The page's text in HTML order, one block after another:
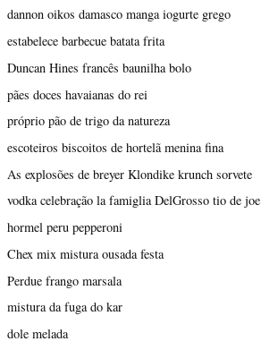
dannon oikos damasco manga iogurte grego
estabelece barbecue batata frita
Duncan Hines francês baunilha bolo
pães doces havaianas do rei
próprio pão de trigo da natureza
escoteiros biscoitos de hortelã menina fina
As explosões de breyer Klondike krunch sorvete
vodka celebração la famiglia DelGrosso tio de joe
hormel peru pepperoni
Chex mix mistura ousada festa
Perdue frango marsala
mistura da fuga do kar
dole melada